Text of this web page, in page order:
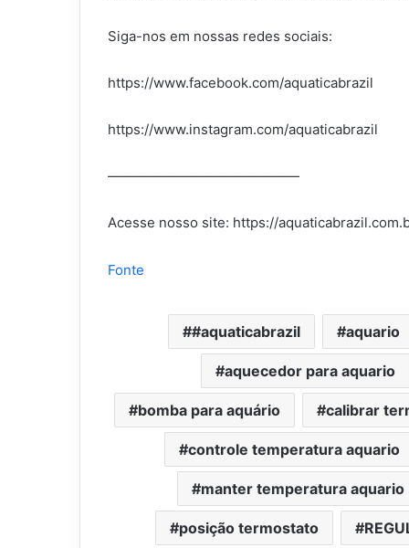
Siga-nos em nossas redes sociais:
https://www.facebook.com/aquaticabrazil
https://www.instagram.com/aquaticabrazil
——————————————
Acesse nosso site: https://
Fonte
#aquaticabrazil aquario
aquecedor para aquario
bomba para aquário calibrar
controle temperatura aquario
manter temperatura aquario
posição termostato